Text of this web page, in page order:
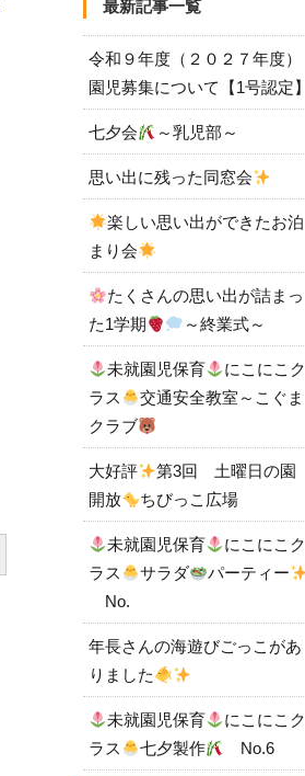
最新記事一覧
令和９年度（２０２７年度）
園児募集について【1号認定】
七夕会 ～乳児部～
思い出に残った同窓会
楽しい思い出ができたお泊
まり会
たくさんの思い出が詰まっ
た1学期
～終業式～
未就園児保育
にこにこク
ラス
交通安全教室～こぐま
クラブ
大好評
第3回 土曜日の園
開放
ちびっこ広場
未就園児保育
にこにこク
ラス
サラダ
パーティー
No.
年長さんの海遊びごっこがあ
りました
未就園児保育
にこにこク
ラス
七夕製作 No.6